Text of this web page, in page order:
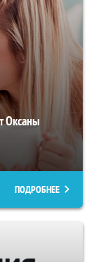
Оксаны
ПОДРОБНЕЕ